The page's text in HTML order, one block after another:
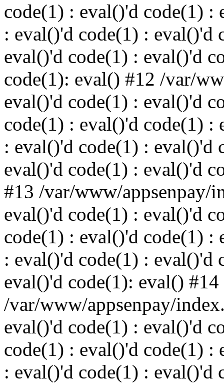
code(1) : eval()'d code(1) :
: eval()'d code(1) : eval()'d
eval()'d code(1) : eval()'d
code(1): eval() #12 /var/
eval()'d code(1) : eval()'d
code(1) : eval()'d code(1) :
: eval()'d code(1) : eval()'d
eval()'d code(1) : eval()'d
#13 /var/www/appsenpay/
eval()'d code(1) : eval()'d
code(1) : eval()'d code(1) :
: eval()'d code(1) : eval()'d
eval()'d code(1): eval() #14
/var/www/appsenpay/
eval()'d code(1) : eval()'d
code(1) : eval()'d code(1) :
: eval()'d code(1) : eval()'d